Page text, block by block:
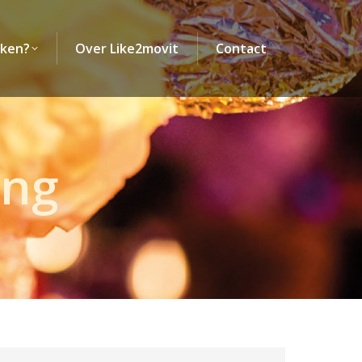
Over Like2movit Contact
Over Like2movit Contact